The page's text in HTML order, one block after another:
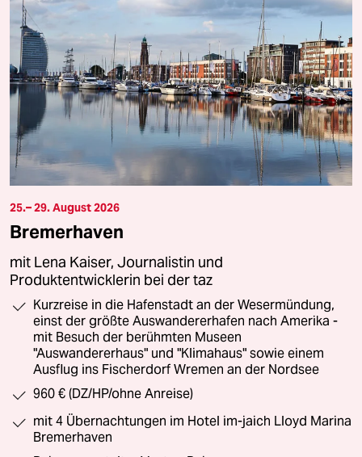
25.– 29. August 2026
Bremerhaven
mit Lena Kaiser, Journalistin und
Produktentwicklerin bei der taz
Kurzreise in die Hafenstadt an der Wesermündung,
einst der größte Auswandererhafen nach Amerika -
mit Besuch der berühmten Museen
"Auswandererhaus" und "Klimahaus" sowie einem
Ausflug ins Fischerdorf Wremen an der Nordsee
960 € (DZ/HP/ohne Anreise)
mit 4 Übernachtungen im Hotel im-jaich Lloyd Marina
Bremerhaven